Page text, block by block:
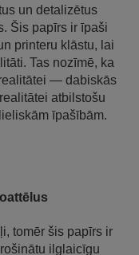
un detalizētus
Šis papīrs ir īpaši
printeru klāstu, lai
Tas nozīmē, ka
— dabiskās
atbilstošu
īpašībām.
tomēr šis papīrs ir
ilglaicīgu